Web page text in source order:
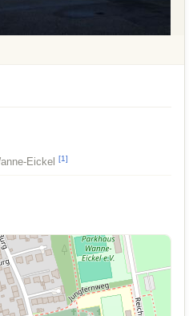
Eickel [1]